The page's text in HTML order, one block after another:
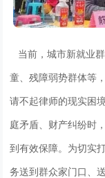
当前，城市新就业
童、残障弱势群体等
请不起律师的现实困
庭矛盾、财产纠纷时
到有效保障。为切实
务送到群众家门口、